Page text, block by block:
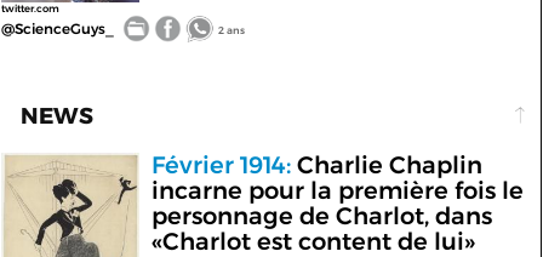
twitter.com
@ScienceGuys_ 2 ans
NEWS
Février 1914:Charlie Chaplin
incarne pour la première fois le
personnage de Charlot, dans
«Charlot est content de lui»